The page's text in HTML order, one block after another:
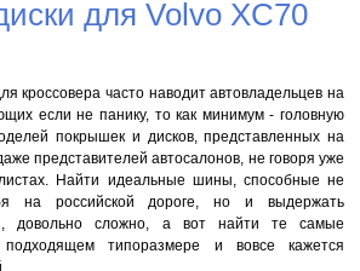
для Volvo XC70
кроссовера часто наводит автовладельцев на
если не панику, то как минимум - головную
покрышек и дисков, представленных на
представителей автосалонов, не говоря уже
Найти идеальные шины, способные не
на российской дороге, но и выдержать
довольно сложно, а вот найти те самые
типоразмере и вовсе кажется